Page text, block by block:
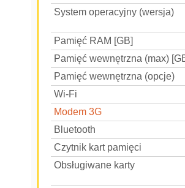
System operacyjny (wersja)
Pamięć RAM [GB]
Pamięć wewnętrzna (max)
Pamięć wewnętrzna (opcje)
Wi-Fi
Modem 3G
Bluetooth
Czytnik kart pamięci
Obsługiwane karty